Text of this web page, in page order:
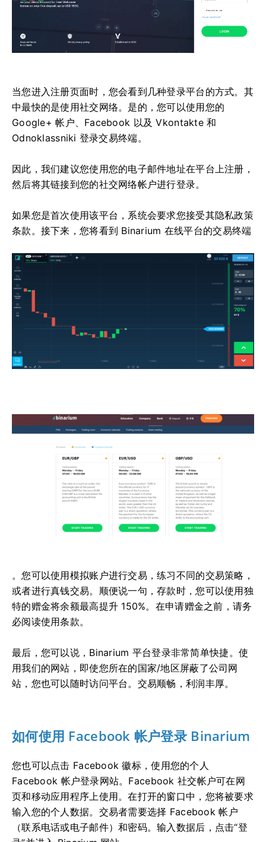
当您进入注册页面时，您会看到几种登录平台的方式。其
中最快的是使用社交网络。是的，您可以使用您的
Google+ 帐户、Facebook 以及 Vkontakte 和
Odnoklassniki 登录交易终端。
因此，我们建议您使用您的电子邮件地址在平台上注册，
然后将其链接到您的社交网络帐户进行登录。
如果您是首次使用该平台，系统会要求您接受其隐私政策
条款。接下来，您将看到 Binarium 在线平台的交易终端
。您可以使用模拟账户进行交易，练习不同的交易策略，
或者进行真钱交易。顺便说一句，存款时，您可以使用独
特的赠金将余额最高提升 150%。在申请赠金之前，请务
必阅读使用条款。
最后，您可以说，Binarium 平台登录非常简单快捷。使
用我们的网站，即使您所在的国家/地区屏蔽了公司网
站，您也可以随时访问平台。交易顺畅，利润丰厚。
如何使用 Facebook 帐户登录 Binarium
您也可以点击 Facebook 徽标，使用您的个人
Facebook 帐户登录网站。Facebook 社交帐户可在网
页和移动应用程序上使用。在打开的窗口中，您将被要求
输入您的个人数据。交易者需要选择 Facebook 帐户
（联系电话或电子邮件）和密码。输入数据后，点击“登